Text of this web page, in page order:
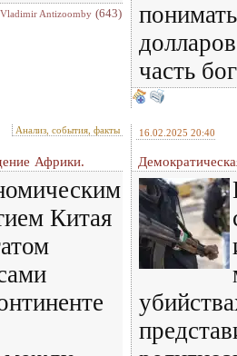
Vladimir Antizoomby (643)
часть
Анализ, события, факты
Африки.
Китая
16.02.2025 20:40